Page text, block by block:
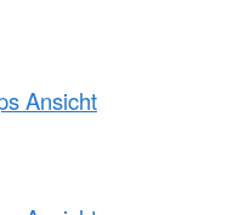
Ansicht